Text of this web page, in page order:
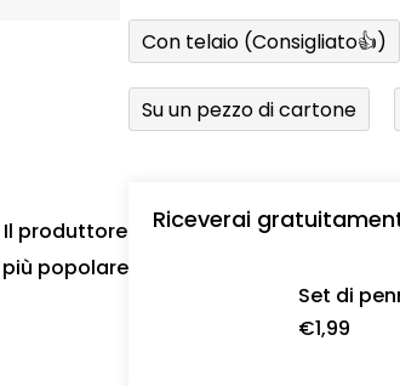
Con telaio (Consigliato👍)
Su un pezzo di cartone
Riceverai
Set di
€1,99
Il produttore
più popolare